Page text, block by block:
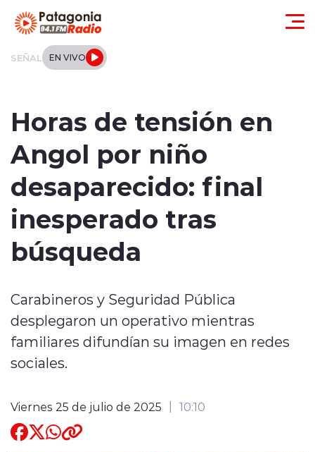
SEÑAL EN VIVO
Local
Tendencias
Internacional
Entrevistas
Quienes Somos
Horas de tensión en
Angol por niño
desaparecido: final
inesperado tras
búsqueda
Carabineros y Seguridad Pública
desplegaron un operativo mientras
familiares difundían su imagen en redes
sociales.
Viernes 25 de julio de 2025 10:10